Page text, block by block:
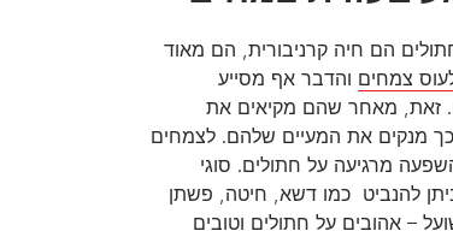
הם חיה קרניבורית, הם מאוד
צמחים והדבר אף מסייע
זאת, מאחר שהם מקיאים את
מנקים את המעיים שלהם. לצמחים
מרגיעה על חתולים. סוגי
להנביט כמו דשא, חיטה, פשתן
– אהובים על חתולים וטובים